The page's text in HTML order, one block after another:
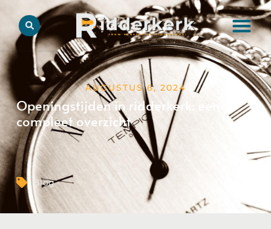
AUGUSTUS 6, 2024
Openingstijden in ridderkerk: een
compleet overzicht
Blog